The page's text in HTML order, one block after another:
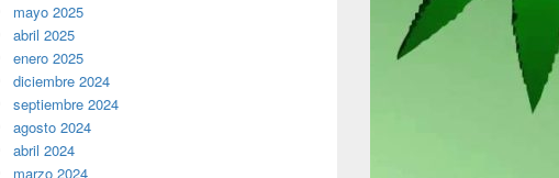
mayo 2025
abril 2025
enero 2025
diciembre 2024
septiembre 2024
agosto 2024
abril 2024
marzo 2024